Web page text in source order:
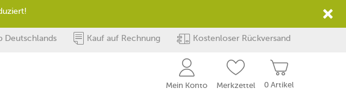
Deutschlands Kauf auf Rechnung Kostenloser Rückversand
0 Artikel
Mein Konto Merkzettel